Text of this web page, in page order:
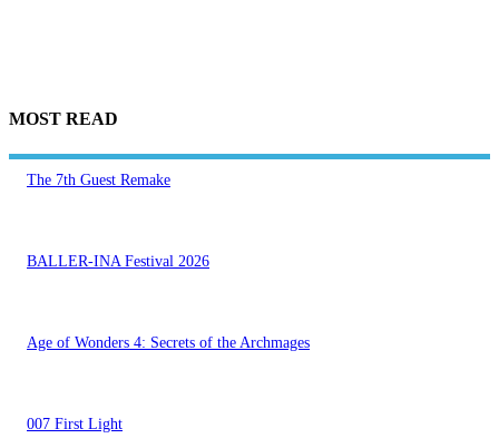
MOST READ
The 7th Guest Remake
BALLER-INA Festival 2026
Age of Wonders 4: Secrets of the Archmages
007 First Light